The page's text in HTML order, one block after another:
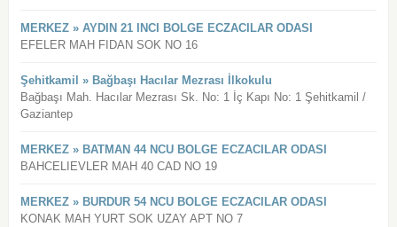
MERKEZ » AYDIN 21 INCI BOLGE ECZACILAR ODASI
EFELER MAH FIDAN SOK NO 16
Şehitkamil » Bağbaşı Hacılar Mezrası İlkokulu
Bağbaşı Mah. Hacılar Mezrası Sk. No: 1 İç Kapı No: 1 Şehitkamil /
Gaziantep
MERKEZ » BATMAN 44 NCU BOLGE ECZACILAR ODASI
BAHCELIEVLER MAH 40 CAD NO 19
MERKEZ » BURDUR 54 NCU BOLGE ECZACILAR ODASI
KONAK MAH YURT SOK UZAY APT NO 7